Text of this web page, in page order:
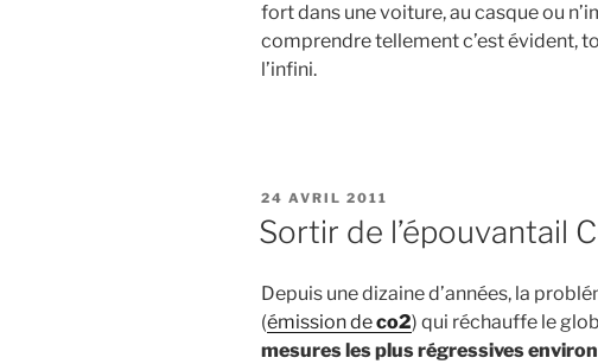
fort dans une voiture, au casque ou
comprendre tellement c’est évident,
l’infini.
PUBLIÉ
LE
24 AVRIL 2011
Sortir de l’épouvantail
Depuis une dizaine d’années, la
(émission deco2) qui réchauffe le
mesures les plus régressives